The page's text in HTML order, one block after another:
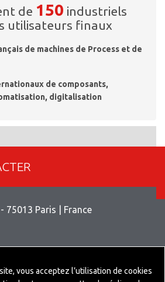
de 150 industriels
utilisateurs finaux
de machines de Process et de
de composants,
digitalisation
75013 Paris | France
vous acceptez l’utilisation de cookies